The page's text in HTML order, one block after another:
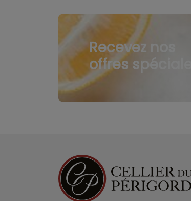
Recevez nos
offres spéciales